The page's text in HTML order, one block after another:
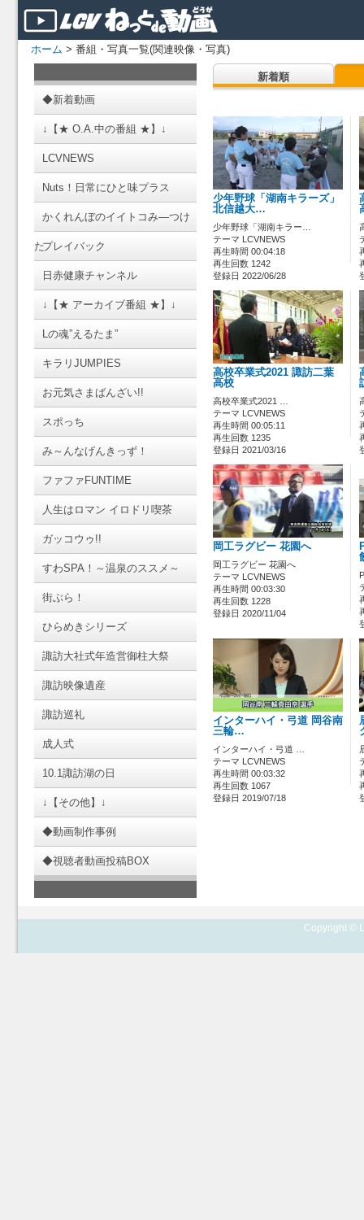
ホーム > 番組・写真一覧(関連映像・写真)
◆新着動画
↓【★ O.A.中の番組 ★】↓
LCVNEWS
Nuts！日常にひと味プラス
かくれんぼのイイトコみ―つけ
たプレイバック
日赤健康チャンネル
↓【★ アーカイブ番組 ★】↓
Lの魂”えるたま”
キラリJUMPIES
お元気さまばんざい!!
スポっち
み～んなげんきっず！
ファファFUNTIME
人生はロマン イロドリ喫茶
ガッコウゥ!!
すわSPA！～温泉のススメ～
街ぶら！
ひらめきシリーズ
諏訪大社式年造営御柱大祭
諏訪映像遺産
諏訪巡礼
成人式
10.1諏訪湖の日
↓【その他】↓
◆動画制作事例
◆視聴者動画投稿BOX
新着順
少年野球「湖南キラーズ」
北信越大…
少年野球「湖南キラー…
テーマ LCVNEWS
再生時間 00:04:18
再生回数 1242
登録日 2022/06/28
高校卒業式2021 諏訪二葉
高校
高校卒業式2021 …
テーマ LCVNEWS
再生時間 00:05:11
再生回数 1235
登録日 2021/03/16
岡工ラグビー 花園へ
岡工ラグビー 花園へ
テーマ LCVNEWS
再生時間 00:03:30
再生回数 1228
登録日 2020/11/04
インターハイ・弓道 岡谷南
三輪…
インターハイ・弓道 …
テーマ LCVNEWS
再生時間 00:03:32
再生回数 1067
登録日 2019/07/18
Copyright ©